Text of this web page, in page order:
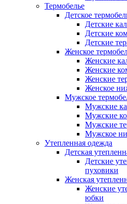
Термобелье
Детское
Детские
Детские
Детские
Женское
Женские
Женские
Женские
Женское
Мужское
Мужские
Мужские
Мужские
Мужское
Утепленная одежда
Детская
Детские
пуховики
Женская
Женские
юбки